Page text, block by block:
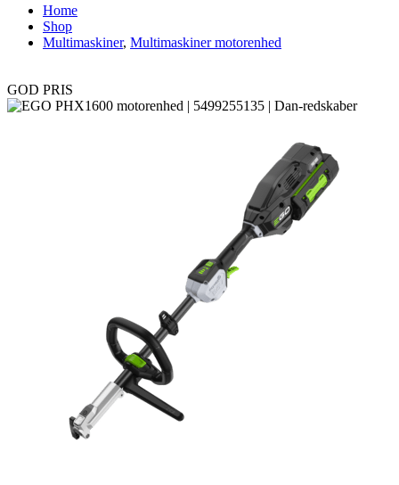
Home
Shop
Multimaskiner, Multimaskiner motorenhed
GOD PRIS